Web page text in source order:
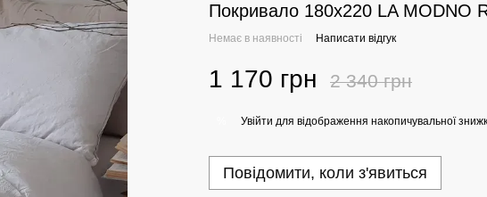
Покривало 180х220 LA MODNO
Немає в наявності Написати відгук
1 170 грн 2 340 грн
Увійти для відображення накопичувальної
Повідомити, коли з'явиться